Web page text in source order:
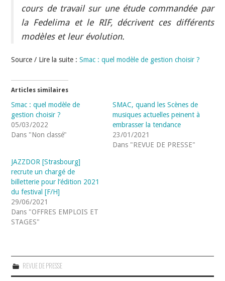
cours de travail sur une étude commandée par
la Fedelima et le RIF, décrivent ces différents
modèles et leur évolution.
Source / Lire la suite :Smac : quel modèle de gestion choisir ?
Articles similaires
Smac : quel modèle de
gestion choisir ?
05/03/2022
Dans "Non classé"
SMAC, quand les Scènes de
musiques actuelles peinent à
embrasser la tendance
23/01/2021
Dans "REVUE DE PRESSE"
JAZZDOR [Strasbourg]
recrute un chargé de
billetterie pour l’édition 2021
du festival [F/H]
29/06/2021
Dans "OFFRES EMPLOIS ET
STAGES"
REVUE DE PRESSE